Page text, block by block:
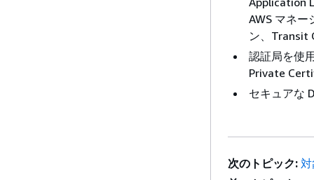
AWS マネー
ン、Transit
認証局を使
Private
セキュアな
次のトピック: